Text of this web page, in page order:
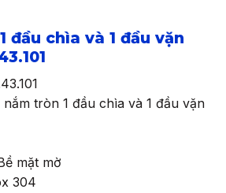
đầu chìa và 1 đầu vặn
tròn 1 đầu chìa và 1 đầu vặn
mặt mờ
304